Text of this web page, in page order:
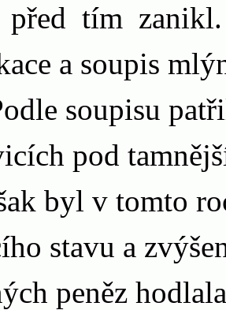
tím zanikl.
a soupis
soupisu
pod
byl v tomto
stavu a
peněz